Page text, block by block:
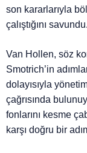
son kararlarıyla
çalıştığını savundu.
Van Hollen, söz
Smotrich’in
dolayısıyla
çağrısında
fonlarını kesme
karşı doğru bir